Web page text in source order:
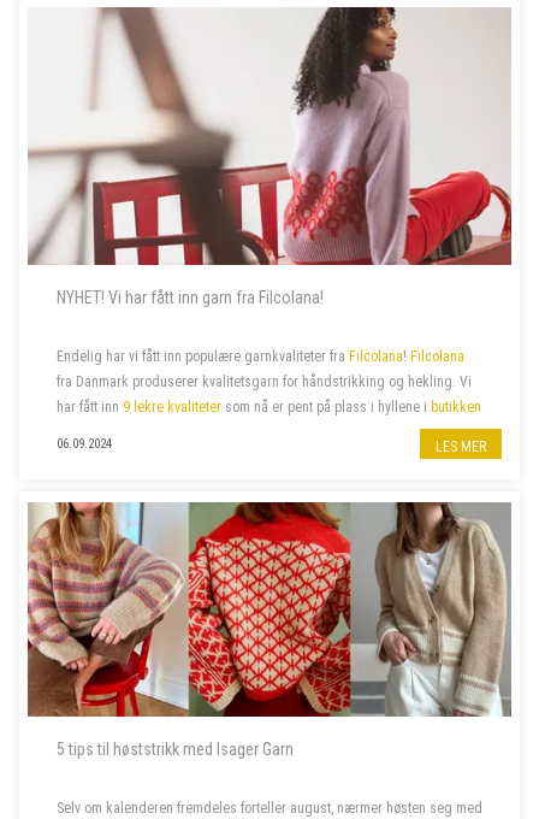
NYHET! Vi har fått inn garn fra Filcolana!
Endelig har vi fått inn populære garnkvaliteter fra Filcolana! Filcolana
fra Danmark produserer kvalitetsgarn for håndstrikking og hekling. Vi
har fått inn 9 lekre kvaliteter som nå er pent på plass i hyllene i butikken
06.09.2024 LES MER
5 tips til høststrikk med Isager Garn
Selv om kalenderen fremdeles forteller august, nærmer høsten seg med